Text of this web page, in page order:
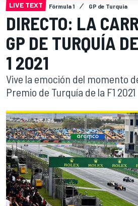
LIVE TEXT Fórmula 1 GP de Turquía
DIRECTO: LA
GP DE TURQUÍA
1 2021
Vive la emoción del momento
Premio de Turquía de la F1 2021